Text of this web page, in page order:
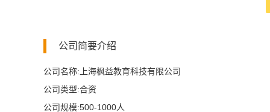
公司简要介绍
公司名称:上海枫益教育科技有限公司
公司类型:合资
公司规模:500-1000人